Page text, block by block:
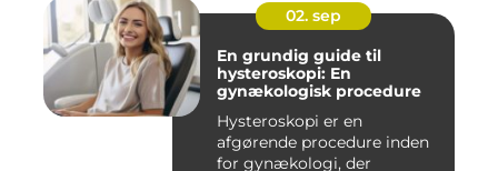
02. sep
En grundig guide til
hysteroskopi: En
gynækologisk procedure
Hysteroskopi er en
afgørende procedure inden
for gynækologi, der